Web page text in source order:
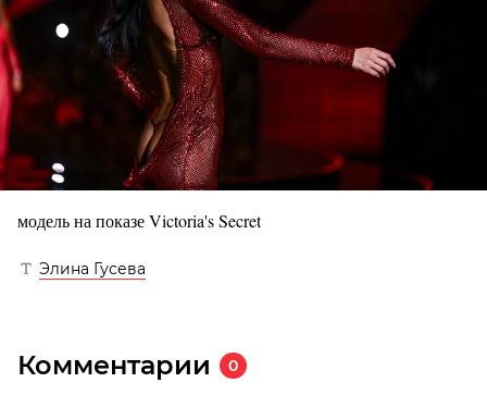
модель на показе Victoria's Secret
Элина Гусева
Комментарии 0